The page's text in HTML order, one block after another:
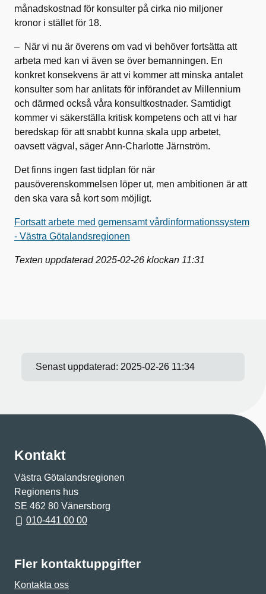
månadskostnad för konsulter på cirka nio miljoner
kronor i stället för 18.
– När vi nu är överens om vad vi behöver fortsätta att
arbeta med kan vi även se över bemanningen. En
konkret konsekvens är att vi kommer att minska antalet
konsulter som har anlitats för införandet av Millennium
och därmed också våra konsultkostnader. Samtidigt
kommer vi säkerställa kritisk kompetens och att vi har
beredskap för att snabbt kunna skala upp arbetet,
oavsett vägval, säger Ann-Charlotte Järnström.
Det finns ingen fast tidplan för när
pausöverenskommelsen löper ut, men ambitionen är att
den ska vara så kort som möjligt.
Fortsatt arbete med gemensamt vårdinformationssystem
- Västra Götalandsregionen
Texten uppdaterad 2025-02-26 klockan 11:31
Senast uppdaterad: 2025-02-26 11:34
Kontakt
Västra Götalandsregionen
Regionens hus
SE 462 80 Vänersborg
010-441 00 00
Fler kontaktuppgifter
Kontakta oss